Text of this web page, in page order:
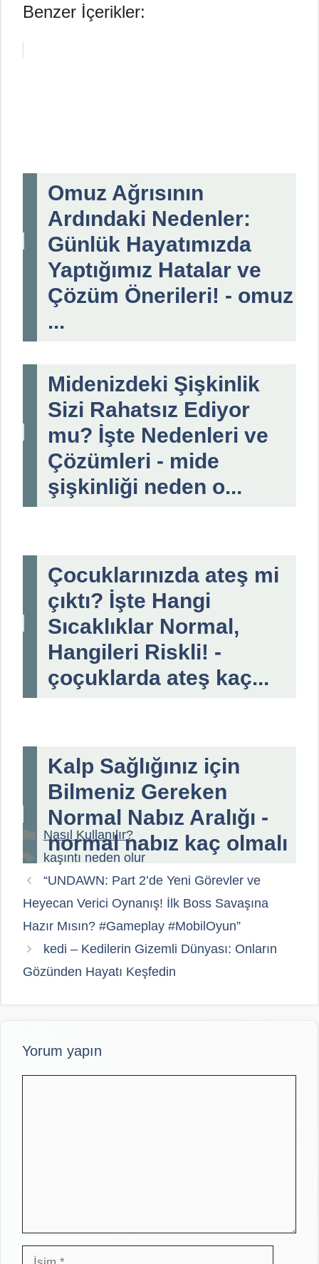
Benzer İçerikler:
Omuz Ağrısının
Ardındaki Nedenler:
Günlük Hayatımızda
Yaptığımız Hatalar ve
Çözüm Önerileri! - omuz
...
Midenizdeki Şişkinlik
Sizi Rahatsız Ediyor
mu? İşte Nedenleri ve
Çözümleri - mide
şişkinliği neden o...
Çocuklarınızda ateş mi
çıktı? İşte Hangi
Sıcaklıklar Normal,
Hangileri Riskli! -
çoçuklarda ateş kaç...
Kalp Sağlığınız için
Bilmeniz Gereken
Normal Nabız Aralığı -
normal nabız kaç olmalı
Kategoriler
Nasıl Kullanılır?
Etiketler
kaşıntı neden olur
“UNDAWN: Part 2’de Yeni Görevler ve
Heyecan Verici Oynanış! İlk Boss Savaşına
Hazır Mısın? #Gameplay #MobilOyun”
kedi – Kedilerin Gizemli Dünyası: Onların
Gözünden Hayatı Keşfedin
Yorum yapın
İsim